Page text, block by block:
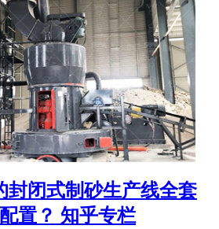
封闭式制砂生产线全套
置？ 知乎专栏